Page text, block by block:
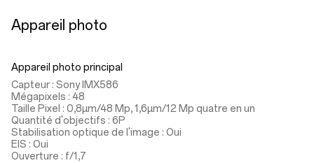
Appareil photo
Appareil photo principal
Capteur : Sony IMX586
Mégapixels : 48
Taille Pixel : 0,8µm/48 Mp, 1,6µm/12 Mp quatre en un
Quantité d'objectifs : 6P
Stabilisation optique de l'image : Oui
EIS : Oui
Ouverture : f/1,7